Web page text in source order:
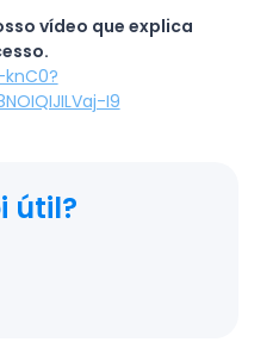
vídeo que explica
I9
útil?